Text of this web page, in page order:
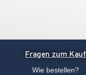
Fragen zum Kauf
Wie bestellen?